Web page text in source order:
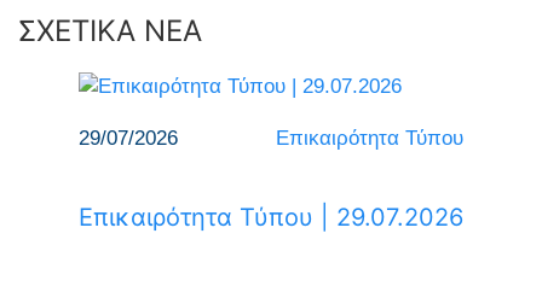
ΣΧΕΤΙΚΑ ΝΕΑ
29/07/2026 Επικαιρότητα Τύπου
Επικαιρότητα Τύπου | 29.07.2026